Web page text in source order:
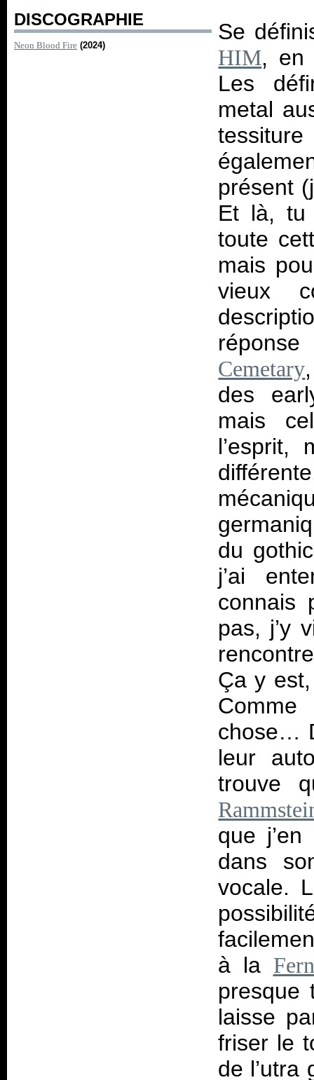
DISCOGRAPHIE
Neon Blood Fire (2024)
Se
HIM, en
Les
metal
présent
Et là, tu
toute
mais
vieux
Cemetary
des
mais
l’esprit,
du
j’ai
connais
pas, j’y
Ça y
chose…
leur
trouve
que
dans
vocale.
à la
presque
laisse
friser le
de l’utra